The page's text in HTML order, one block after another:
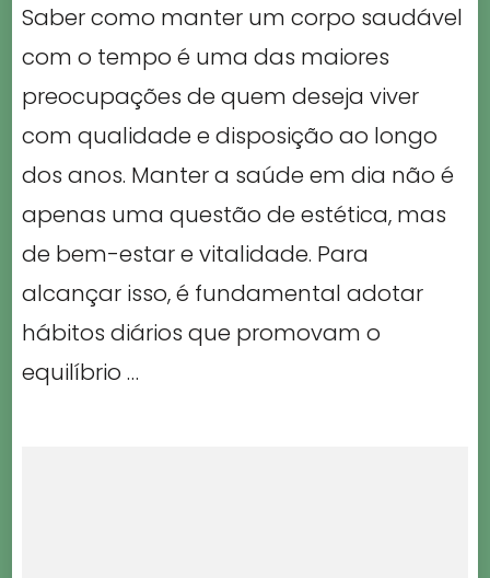
Saber como manter um corpo saudável
com o tempo é uma das maiores
preocupações de quem deseja viver
com qualidade e disposição ao longo
dos anos. Manter a saúde em dia não é
apenas uma questão de estética, mas
de bem-estar e vitalidade. Para
alcançar isso, é fundamental adotar
hábitos diários que promovam o
equilíbrio …